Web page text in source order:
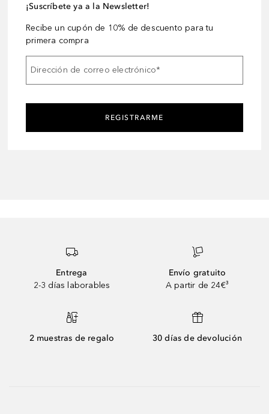
¡Suscríbete ya a la Newsletter!
Recibe un cupón de 10% de descuento para tu
primera compra
Dirección de correo electrónico*
REGISTRARME
Entrega
2-3 días laborables
Envío gratuito
A partir de 24€³
2 muestras de regalo 30 días de devolución